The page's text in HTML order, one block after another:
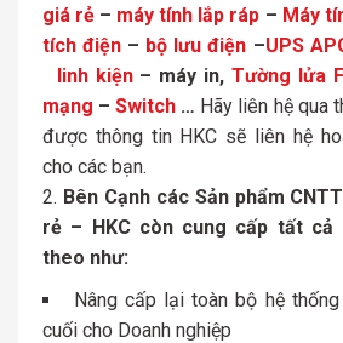
giá rẻ – máy tính lắp ráp – Máy
tích điện – bộ lưu điện –UPS
linh kiện– máy in, Tường lửa
mạng –Switch … Hãy liên hệ qua
được thông tin HKC sẽ liên hệ
cho các bạn.
Bên Cạnh các Sản phẩm
rẻ – HKC còn cung cấp tất cả
theo như:
Nâng cấp lại toàn bộ hệ
cuối cho Doanh nghiệp